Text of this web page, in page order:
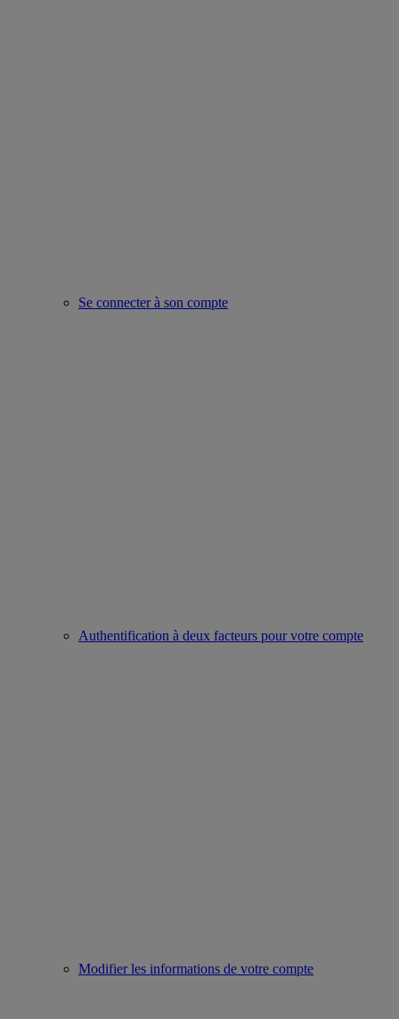
Se connecter à son compte
Authentification à deux facteurs pour votre compte
Modifier les informations de votre compte